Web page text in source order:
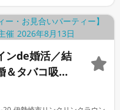
ンde婚活／結
タバコ吸わ